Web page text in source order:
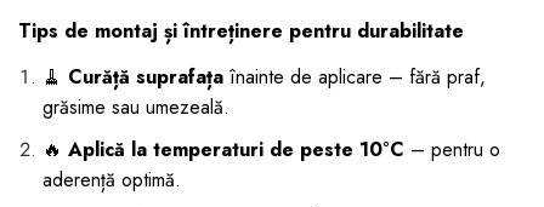
Tips de montaj și întreținere pentru durabilitate
🧹 Curăță suprafața înainte de aplicare – fără praf,
grăsime sau umezeală.
🔥 Aplică la temperaturi de peste 10°C – pentru o
aderență optimă.